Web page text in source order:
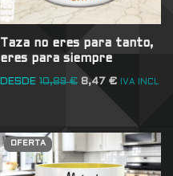
Taza no eres para tanto,
eres para siempre
DESDE 10,89€ 8,47€ IVA INCL
OFERTA